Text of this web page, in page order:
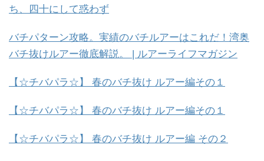
ち、四十にして惑わず
バチパターン攻略。実績のバチルアーはこれだ！湾奥
バチ抜けルアー徹底解説。 | ルアーライフマガジン
【☆チバパラ☆】 春のバチ抜け ルアー編その１
【☆チバパラ☆】 春のバチ抜け ルアー編その１
【☆チバパラ☆】 春のバチ抜け ルアー編 その２